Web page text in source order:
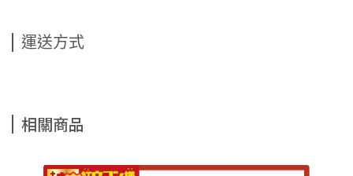
運送方式
相關商品